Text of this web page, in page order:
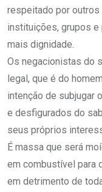
respeitado por outros
instituições, grupos
mais dignidade.
Os negacionistas do
legal, que é do
intenção de subjugar
e desfigurados do
seus próprios
É massa que será
em combustível para
em detrimento de